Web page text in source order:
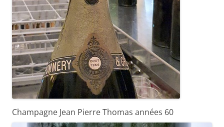
Champagne Jean Pierre Thomas années 60